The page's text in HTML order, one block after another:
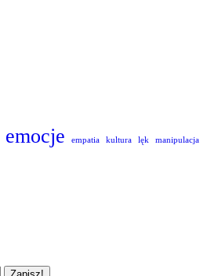
emocje empatia kultura lęk manipulacja